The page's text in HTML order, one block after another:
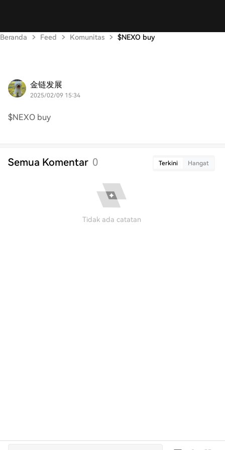
Beranda Feed Komunitas $NEXO buy
金链发展
2025/02/09 15:34
$NEXO buy
Semua Komentar 0 Terkini Hangat
Tidak ada catatan